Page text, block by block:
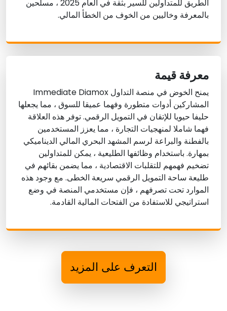
الطريق للمتداولين للسير بثقة في العام 2025 ، مسلحين
بالمعرفة وخاليين من الخوف من الخطأ المالي.
معرفة قيمة
يمنح الخوض في منصة التداول Immediate Diamox
المشاركين أدوات متطورة وفهما عميقا للسوق ، مما يجعلها
حليفا حيويا للإتقان في التمويل الرقمي. توفر هذه العلاقة
فهما شاملا لمنهجيات التجارة ، مما يعزز المستخدمين
بالفطنة والبراعة لرسم المشهد البحري المالي الديناميكي
بمهارة. باستخدام وظائفها الطليعية ، يمكن للمتداولين
تضخيم فهمهم للتقلبات الاقتصادية ، مما يضمن بقائهم في
طليعة ساحة التمويل الرقمي سريعة الخطى. مع وجود هذه
الموارد تحت تصرفهم ، فإن مستخدمي المنصة في وضع
استراتيجي للاستفادة من الفتحات المالية القادمة.
التعرف على المزيد